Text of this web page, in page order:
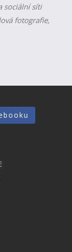
sociální síti
fotografie,